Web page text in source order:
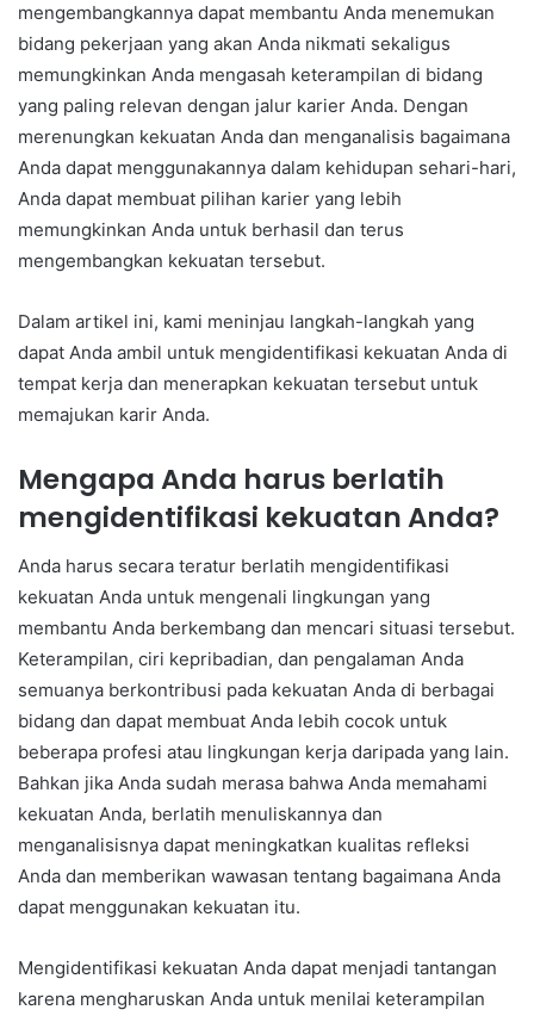
mengembangkannya dapat membantu Anda menemukan
bidang pekerjaan yang akan Anda nikmati sekaligus
memungkinkan Anda mengasah keterampilan di bidang
yang paling relevan dengan jalur karier Anda. Dengan
merenungkan kekuatan Anda dan menganalisis bagaimana
Anda dapat menggunakannya dalam kehidupan sehari-hari,
Anda dapat membuat pilihan karier yang lebih
memungkinkan Anda untuk berhasil dan terus
mengembangkan kekuatan tersebut.
Dalam artikel ini, kami meninjau langkah-langkah yang
dapat Anda ambil untuk mengidentifikasi kekuatan Anda di
tempat kerja dan menerapkan kekuatan tersebut untuk
memajukan karir Anda.
Mengapa Anda harus berlatih
mengidentifikasi kekuatan Anda?
Anda harus secara teratur berlatih mengidentifikasi
kekuatan Anda untuk mengenali lingkungan yang
membantu Anda berkembang dan mencari situasi tersebut.
Keterampilan, ciri kepribadian, dan pengalaman Anda
semuanya berkontribusi pada kekuatan Anda di berbagai
bidang dan dapat membuat Anda lebih cocok untuk
beberapa profesi atau lingkungan kerja daripada yang lain.
Bahkan jika Anda sudah merasa bahwa Anda memahami
kekuatan Anda, berlatih menuliskannya dan
menganalisisnya dapat meningkatkan kualitas refleksi
Anda dan memberikan wawasan tentang bagaimana Anda
dapat menggunakan kekuatan itu.
Mengidentifikasi kekuatan Anda dapat menjadi tantangan
karena mengharuskan Anda untuk menilai keterampilan